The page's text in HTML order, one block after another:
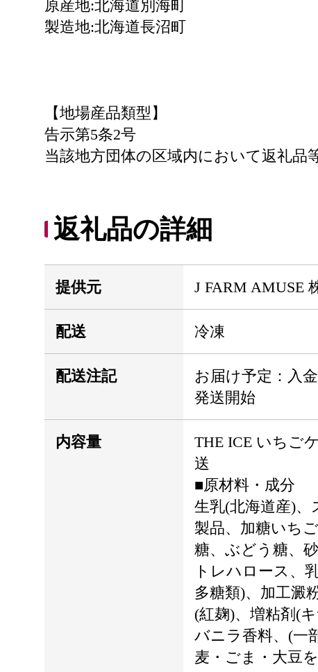
原産地:北海道別海町
製造地:北海道長沼町
【地場産品類型】
告示第5条2号
当該地方団体の区域内において返礼
返礼品の詳細
提供元 J FARM AMUSE
配送 冷凍
配送注記
お届け予定：入
発送開始
内容量
THE ICE いちご
送
■原材料・成分
生乳(北海道産)
製品、加糖いち
糖、ぶどう糖、
トレハロース、
多糖類)、加工澱
(紅麹)、増粘剤(
バニラ香料、(一
麦・ごま・大豆